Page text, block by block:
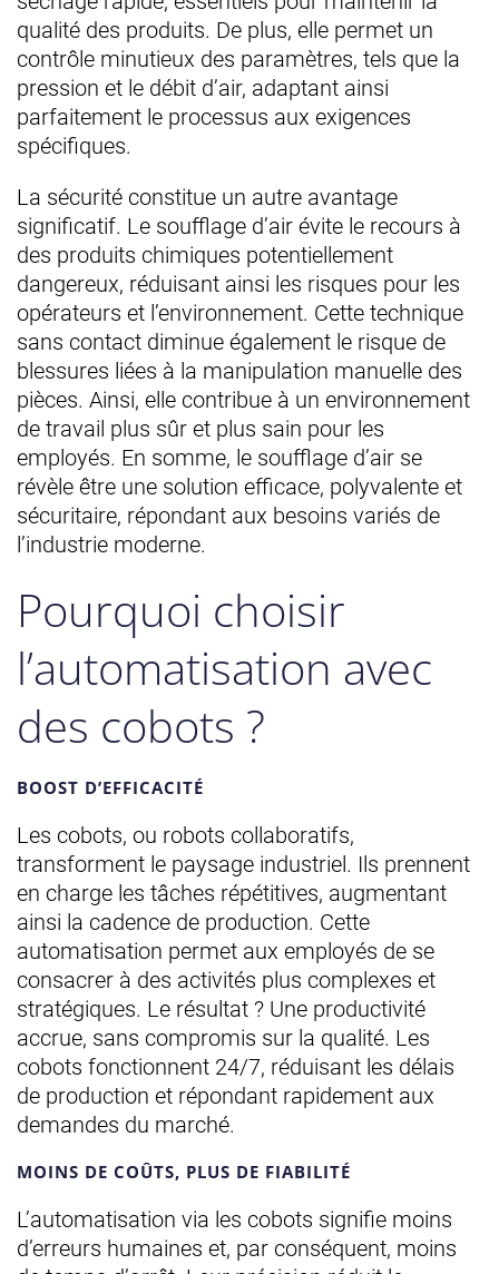
qualité des produits. De plus, elle permet un
contrôle minutieux des paramètres, tels que la
pression et le débit d’air, adaptant ainsi
parfaitement le processus aux exigences
spécifiques.
La sécurité constitue un autre avantage
significatif. Le soufflage d’air évite le recours à
des produits chimiques potentiellement
dangereux, réduisant ainsi les risques pour les
opérateurs et l’environnement. Cette technique
sans contact diminue également le risque de
blessures liées à la manipulation manuelle des
pièces. Ainsi, elle contribue à un environnement
de travail plus sûr et plus sain pour les
employés. En somme, le soufflage d’air se
révèle être une solution efficace, polyvalente et
sécuritaire, répondant aux besoins variés de
l’industrie moderne.
Pourquoi choisir
l’automatisation avec
des cobots ?
BOOST D’EFFICACITÉ
Les cobots, ou robots collaboratifs,
transforment le paysage industriel. Ils prennent
en charge les tâches répétitives, augmentant
ainsi la cadence de production. Cette
automatisation permet aux employés de se
consacrer à des activités plus complexes et
stratégiques. Le résultat ? Une productivité
accrue, sans compromis sur la qualité. Les
cobots fonctionnent 24/7, réduisant les délais
de production et répondant rapidement aux
demandes du marché.
MOINS DE COÛTS, PLUS DE FIABILITÉ
L’automatisation via les cobots signifie moins
d’erreurs humaines et, par conséquent, moins